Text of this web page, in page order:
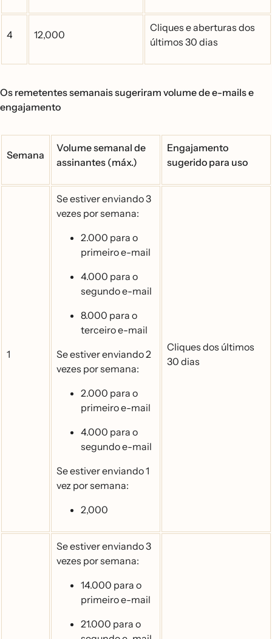
4 12,000
Cliques e aberturas dos
últimos 30 dias
Os remetentes semanais sugeriram volume de e-mails e
engajamento
Semana
Volume semanal de
assinantes (máx.)
Engajamento
sugerido para uso
1
Se estiver enviando 3
vezes por semana:
2.000 para o
primeiro e-mail
4.000 para o
segundo e-mail
8.000 para o
terceiro e-mail
Se estiver enviando 2
vezes por semana:
2.000 para o
primeiro e-mail
4.000 para o
segundo e-mail
Se estiver enviando 1
vez por semana:
2,000
Cliques dos últimos
30 dias
Se estiver enviando 3
vezes por semana:
14.000 para o
primeiro e-mail
21.000 para o